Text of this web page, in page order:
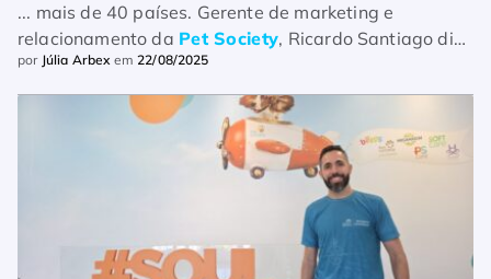
... mais de 40 países. Gerente de marketing e
relacionamento da Pet Society, Ricardo Santiago diz
que a criação do prêmio pela Andipet é uma iniciativa
de grande re ...
por Júlia Arbexem22/08/2025